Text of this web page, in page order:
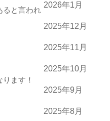
ると言われ
ます！
2026年1月
2025年12月
2025年11月
2025年10月
2025年9月
2025年8月